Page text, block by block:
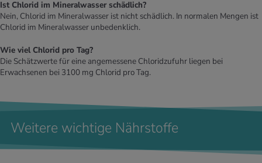
Ist Chlorid im Mineralwasser schädlich?
Nein, Chlorid im Mineralwasser ist nicht schädlich. In normalen Mengen ist
Chlorid im Mineralwasser unbedenklich.
Wie viel Chlorid pro Tag?
Die Schätzwerte für eine angemessene Chloridzufuhr liegen bei
Erwachsenen bei 3100 mg Chlorid pro Tag.
Weitere wichtige Nährstoffe